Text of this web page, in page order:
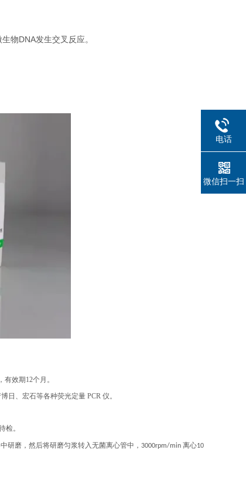
物DNA发生交叉反应。
效期12个月。
日、宏石等各种荧光定量 PCR 仪。
检。
研磨，然后将研磨匀浆转入无菌离心管中，3000rpm/min 离心10
电话
微信扫一扫